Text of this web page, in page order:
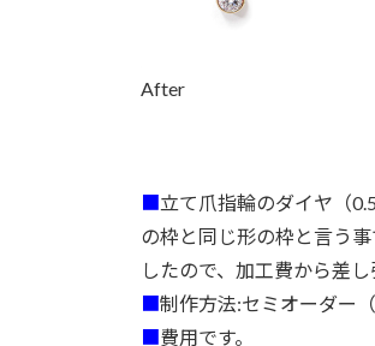
After
■立て爪指輪のダイヤ（
の枠と同じ形の枠と言う
したので、加工費から差し
■制作方法:セミオーダー（
■費用です。